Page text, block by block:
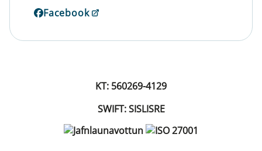
Facebook
KT: 560269-4129
SWIFT: SISLISRE